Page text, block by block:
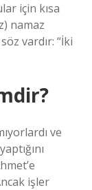
için kısa
namaz
vardır: “İki
ve
işler